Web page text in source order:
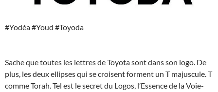
#Yodéa #Youd #Toyoda
Sache que toutes les lettres de Toyota sont dans son logo. De
plus, les deux ellipses qui se croisent forment un T majuscule. T
comme Torah. Tel est le secret du Logos, l’Essence de la Voie-